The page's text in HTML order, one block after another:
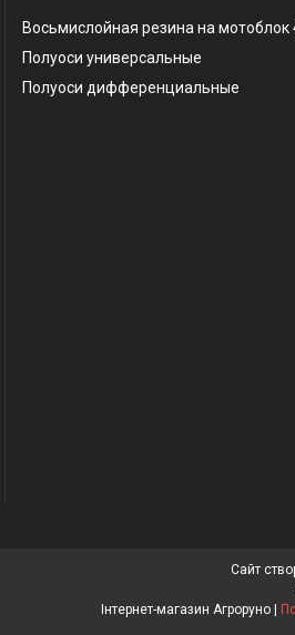
Восьмислойная резина на мотоблок
Полуоси универсальные
Полуоси дифференциальные
Сайт